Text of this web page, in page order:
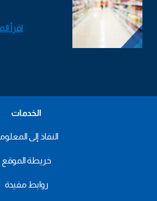
اقرأ
الخدمات
النفاذ إلى
خريطة الموقع
روابط مفيدة